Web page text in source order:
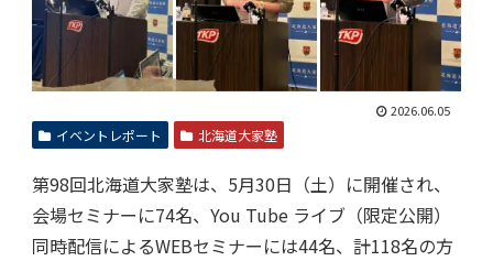
2026.06.05
イベントレポート 北海道大家塾
第98回北海道大家塾は、5月30日（土）に開催され、
会場セミナーに74名、You Tube ライブ（限定公開）
同時配信によるWEBセミナーには44名、計118名の方